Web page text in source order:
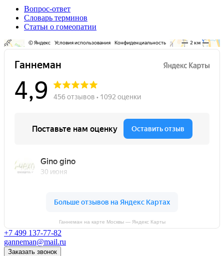
Вопрос-ответ
Словарь терминов
Статьи о гомеопатии
Ганнеман на карте Москвы — Яндекс Карты
+7 499 137-77-82
ganneman@mail.ru
Заказать звонок